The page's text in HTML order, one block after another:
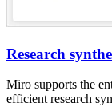
Research
Miro supports the
efficient research